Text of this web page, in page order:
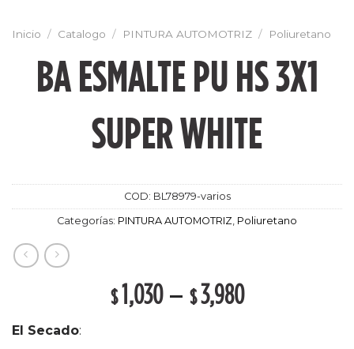
Inicio / Catalogo / PINTURA AUTOMOTRIZ / Poliuretano
BA ESMALTE PU HS 3X1
SUPER WHITE
COD: BL78979-varios
Categorías: PINTURA AUTOMOTRIZ Poliuretano
$1,030– $3,980
El Secado: